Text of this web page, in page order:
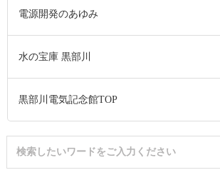
電源開発のあゆみ
水の宝庫 黒部川
黒部川電気記念館TOP